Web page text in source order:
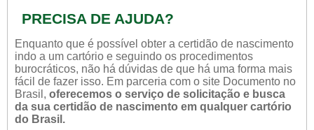
PRECISA DE AJUDA?
Enquanto que é possível obter a certidão de nascimento
indo a um cartório e seguindo os procedimentos
burocráticos, não há dúvidas de que há uma forma mais
fácil de fazer isso. Em parceria com o site Documento no
Brasil, oferecemos o serviço de solicitação e busca
da sua certidão de nascimento em qualquer cartório
do Brasil.